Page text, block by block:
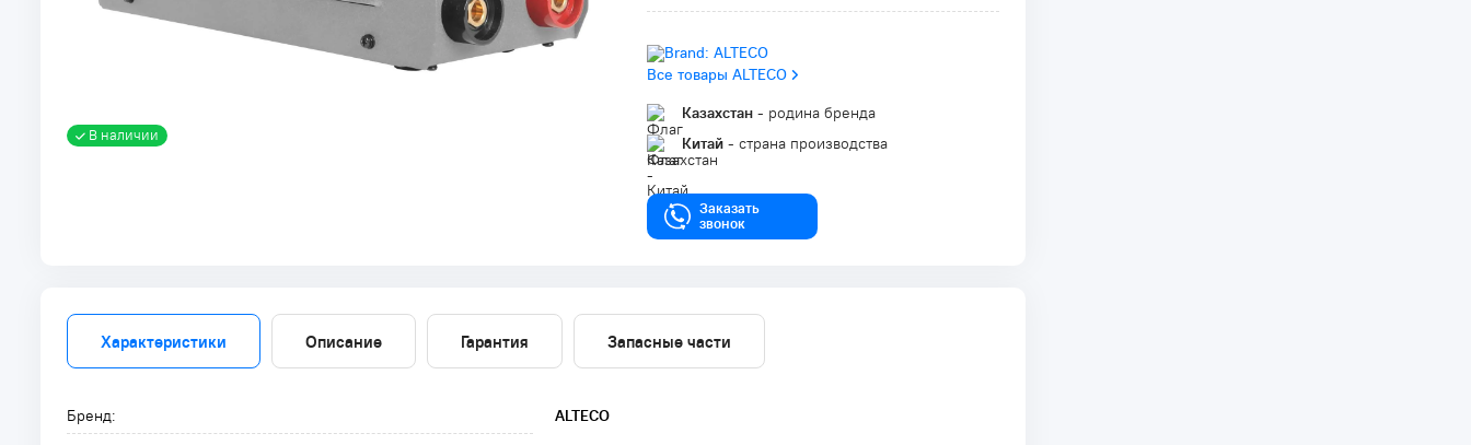
В наличии
Все товары ALTECO
Казахстан - родина бренда
Китай - страна производства
Заказать
звонок
Характеристики Описание Гарантия Запасные части
Бренд: ALTECO